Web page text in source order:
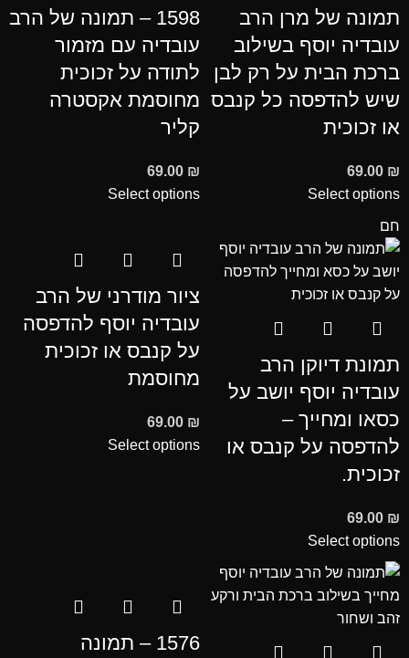
תמונה של מרן הרב
עובדיה יוסף בשילוב
ברכת הבית על רק לבן
שיש להדפסה כל קנבס
או זכוכית
69.00 ₪
Select options
1598 – תמונה של הרב
עובדיה עם מזמור
לתודה על זכוכית
מחוסמת אקסטרה
קליר
69.00 ₪
Select options
חם
תמונת דיוקן הרב
עובדיה יוסף יושב על
כסאו ומחייך –
להדפסה על קנבס או
זכוכית.
69.00 ₪
Select options
ציור מודרני של הרב
עובדיה יוסף להדפסה
על קנבס או זכוכית
מחוסמת
69.00 ₪
Select options
1576 – תמונה